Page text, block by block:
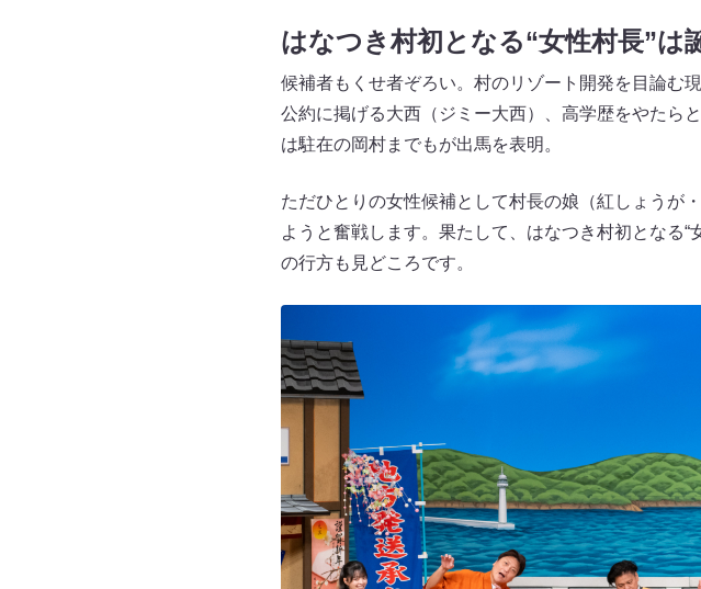
はなつき村初となる“女性村長”は
候補者もくせ者ぞろい。村のリゾート開発を目論む
公約に掲げる大西（ジミー大西）、高学歴をやたら
は駐在の岡村までもが出馬を表明。
ただひとりの女性候補として村長の娘（紅しょうが
ようと奮戦します。果たして、はなつき村初となる
の行方も見どころです。